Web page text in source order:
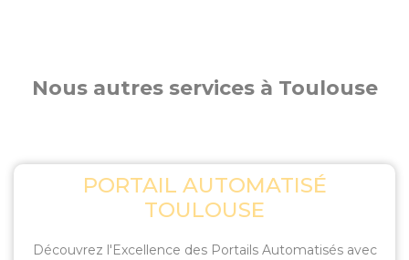
Nous autres services à Toulouse
PORTAIL AUTOMATISÉ
TOULOUSE
Découvrez l'Excellence des Portails Automatisés avec